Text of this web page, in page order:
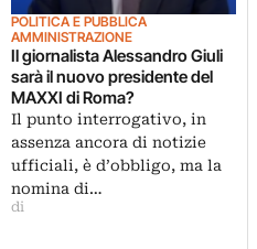
POLITICA E PUBBLICA
AMMINISTRAZIONE
Il giornalista Alessandro Giuli
sarà il nuovo presidente del
MAXXI di Roma?
Il punto interrogativo, in
assenza ancora di notizie
ufficiali, è d’obbligo, ma la
nomina di…
di